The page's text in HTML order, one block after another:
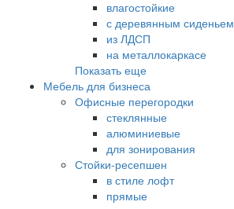
влагостойкие
с деревянным сиденьем
из ЛДСП
на металлокаркасе
Показать еще
Мебель для бизнеса
Офисные перегородки
стеклянные
алюминиевые
для зонирования
Стойки-ресепшен
в стиле лофт
прямые